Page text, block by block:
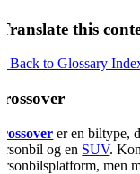
Translate this
« Back to Glossary
er en biltype,
og en SUV.
men